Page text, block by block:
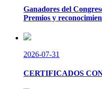
Ganadores del
Premios y
2026-07-31
CERTIFICADOS